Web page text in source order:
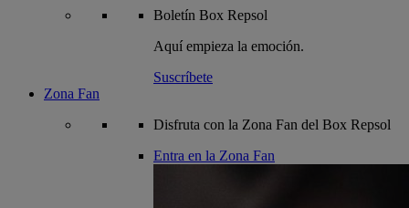
Boletín Box Repsol
Aquí empieza la emoción.
Suscríbete
Zona Fan
Disfruta con la Zona Fan del Box Repsol
Entra en la Zona Fan